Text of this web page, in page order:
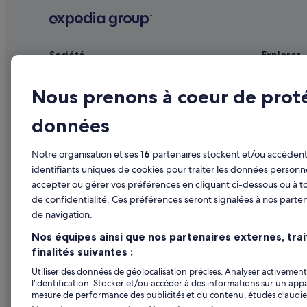
Bercy : hôtels Hôtels avec parking
Bonne-Nouvelle : hôtels Hôtels-boutiques
Centre-Ville de Paris : hôtels Hôtels avec piscine
Centre-Ville de Paris : hôtels Hôtels avec vue sur l’océan
Centre-Ville de Paris : hôtels
Région Île-de-France : hôtels Hôtels avec golf
Région Île-de-France : hôtels
Galerie Vivienne : hôtels à proximité
Gare de Châtelet - Les Halles : Auberges
Gare de Châtelet - Les Halles : hôtels à proximité
Gare de Châtelet - Les Halles : Résidences de vacances
Gare de Paris-Est : Résidences de vacances
Le Carreau du Temple : hôtels à proximité
Société
Affiliate Marketing
Presse
Explorer
Hôtels en
Vols en
Locations
Nous prenons à coeur de
données
Notre organisation et ses16 partenaires stockent et/ou
identifiants uniques de cookies pour traiter les données
accepter ou gérer vos préférences en cliquant ci-dessous ou à
de confidentialité. Ces préférences seront signalées à nos
de navigation.
Nos équipes ainsi que nos partenaires externes,
finalités suivantes :
Utiliser des données de géolocalisation précises. Analyser
l’identification. Stocker et/ou accéder à des informations sur un
mesure de performance des publicités et du contenu, études